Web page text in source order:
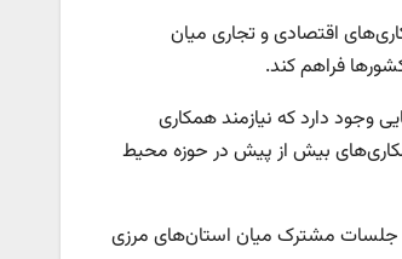
اقتصادی و تجاری میان
فراهم کند.
وجود دارد که نیازمند همکاری
بیش از پیش در حوزه محیط
جلسات مشترک میان استان‌های مرزی